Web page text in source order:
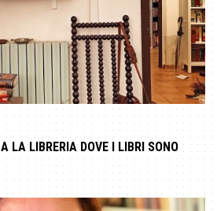
LA LIBRERIA DOVE I LIBRI SONO